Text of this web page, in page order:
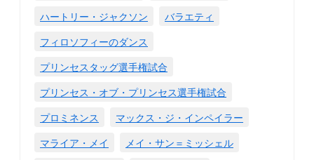
ハートリー・ジャクソン
バラエティ
フィロソフィーのダンス
プリンセスタッグ選手権試合
プリンセス・オブ・プリンセス選手権試合
プロミネンス
マックス・ジ・インペイラー
マライア・メイ
メイ・サン＝ミッシェル